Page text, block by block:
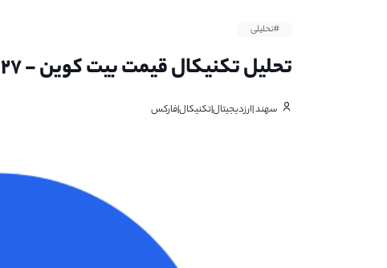
#تحلیلی
تحلیل تکنیکال قیمت بیت کوین - ۲۷ آذر ۱۴۰۱
سهند |ارزدیجیتال|تکنیکال|فارکس